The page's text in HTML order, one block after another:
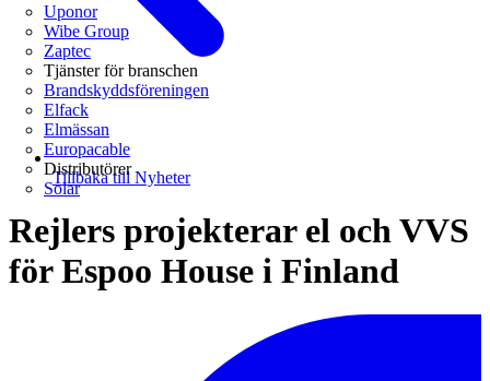
Uponor
Wibe Group
Zaptec
Tjänster för branschen
Brandskyddsföreningen
Elfack
Elmässan
Europacable
Distributörer
Solar
Tillbaka till Nyheter
Rejlers projekterar el och VVS
för Espoo House i Finland